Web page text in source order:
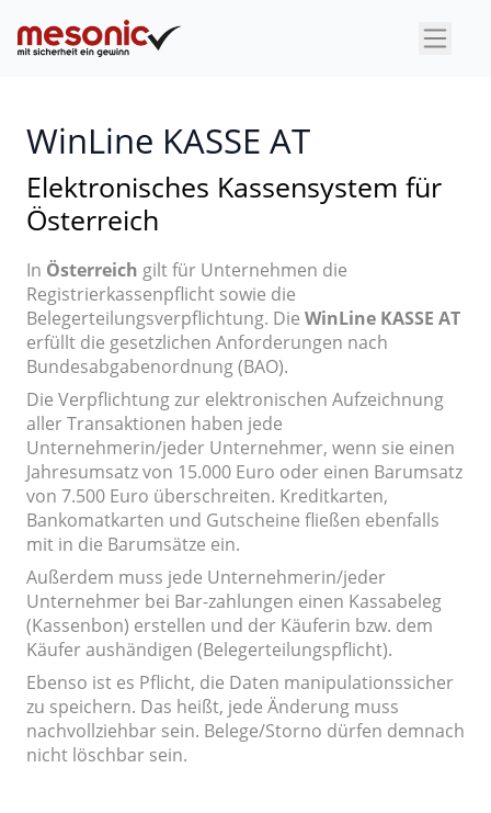
×
WinLine KASSE AT
Elektronisches Kassensystem für
Österreich
In Österreich gilt für Unternehmen die
Registrierkassenpflicht sowie die
Belegerteilungsverpflichtung. Die WinLine KASSE AT
erfüllt die gesetzlichen Anforderungen nach
Bundesabgabenordnung (BAO).
Die Verpflichtung zur elektronischen Aufzeichnung
aller Transaktionen haben jede
Unternehmerin/jeder Unternehmer, wenn sie einen
Jahresumsatz von 15.000 Euro oder einen Barumsatz
von 7.500 Euro überschreiten. Kreditkarten,
Bankomatkarten und Gutscheine fließen ebenfalls
mit in die Barumsätze ein.
Außerdem muss jede Unternehmerin/jeder
Unternehmer bei Bar-zahlungen einen Kassabeleg
(Kassenbon) erstellen und der Käuferin bzw. dem
Käufer aushändigen (Belegerteilungspflicht).
Ebenso ist es Pflicht, die Daten manipulationssicher
zu speichern. Das heißt, jede Änderung muss
nachvollziehbar sein. Belege/Storno dürfen demnach
nicht löschbar sein.